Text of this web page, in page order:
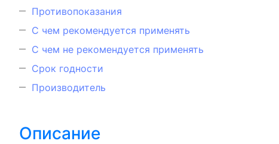
Противопоказания
С чем рекомендуется применять
С чем не рекомендуется применять
Срок годности
Производитель
Описание